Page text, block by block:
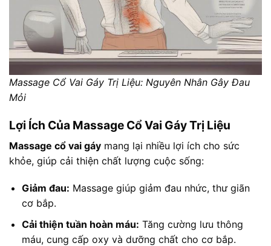
Massage Cổ Vai Gáy Trị Liệu: Nguyên Nhân Gây Đau
Mỏi
Lợi Ích Của Massage Cổ Vai Gáy Trị Liệu
Massage cổ vai gáy mang lại nhiều lợi ích cho sức
khỏe, giúp cải thiện chất lượng cuộc sống:
Giảm đau: Massage giúp giảm đau nhức, thư giãn
cơ bắp.
Cải thiện tuần hoàn máu: Tăng cường lưu thông
máu, cung cấp oxy và dưỡng chất cho cơ bắp.